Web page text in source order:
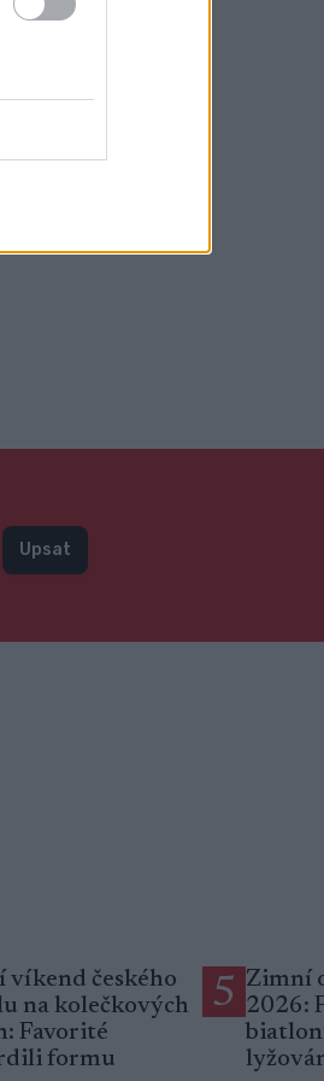
Upsat
víkend českého
na kolečkových
Favorité
formu
5 Zimní
2026: